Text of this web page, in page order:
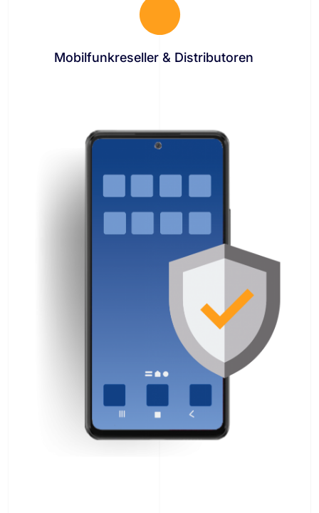
Mobilfunkreseller & Distributoren